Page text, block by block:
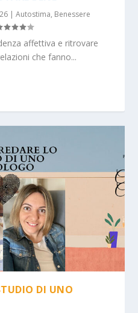
|Autostima, Benessere
affettiva e ritrovare
che fanno...
DI UNO